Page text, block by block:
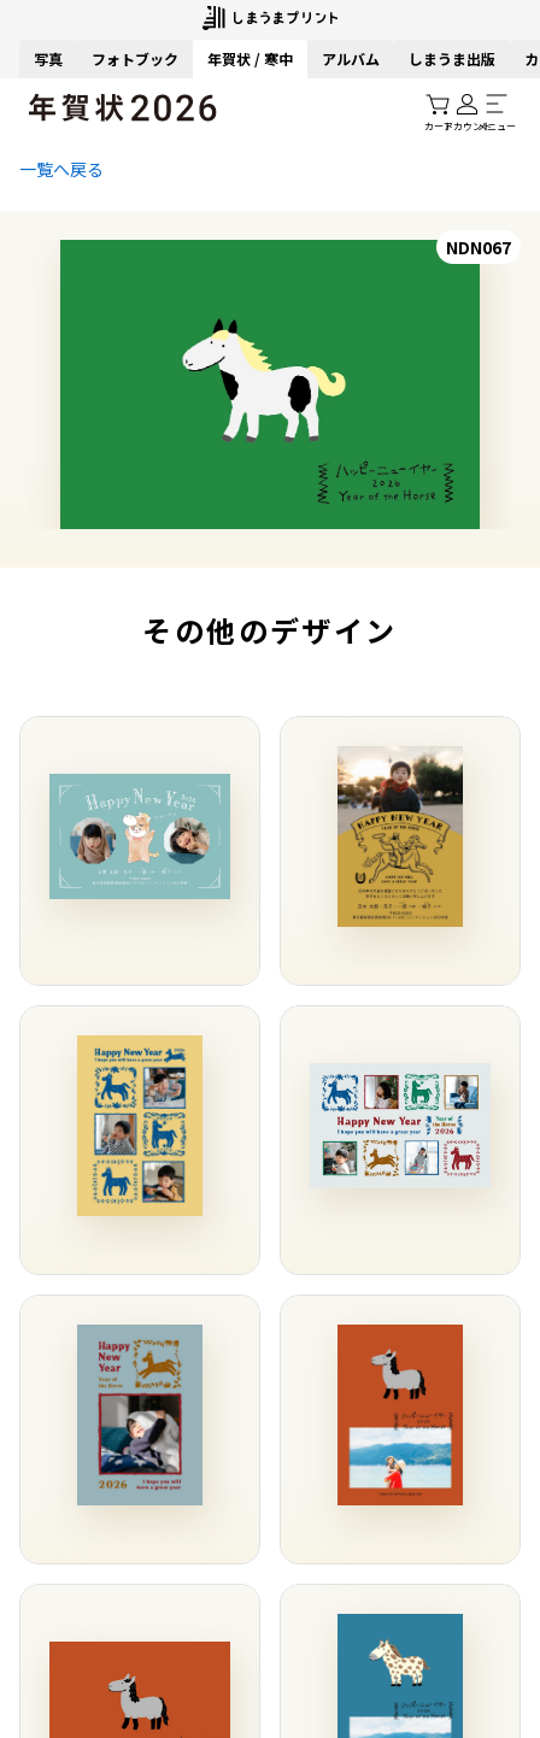
写真 フォトブック 年賀状 / 寒中 アルバム しまうま出版
カートアカウントメニュー
一覧へ戻る
NDN067
その他のデザイン